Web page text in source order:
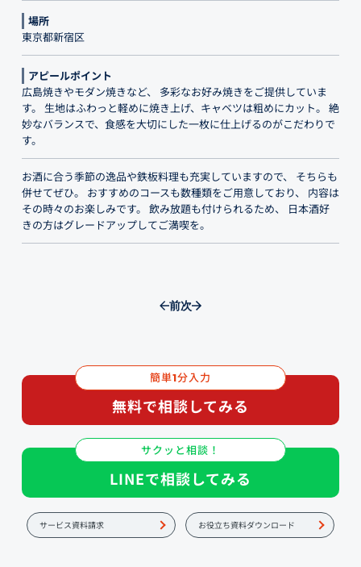
場所
東京都新宿区
アピールポイント
広島焼きやモダン焼きなど、 多彩なお好み焼きをご提供していま
す。 生地はふわっと軽めに焼き上げ、キャベツは粗めにカット。 絶
妙なバランスで、食感を大切にした一枚に仕上げるのがこだわりで
す。
お酒に合う季節の逸品や鉄板料理も充実していますので、 そちらも
併せてぜひ。 おすすめのコースも数種類をご用意しており、 内容は
その時々のお楽しみです。 飲み放題も付けられるため、 日本酒好
きの方はグレードアップしてご満喫を。
前次
簡単1分入力
無料で相談してみる
サクッと相談！
LINEで相談してみる
サービス資料請求 お役立ち資料ダウンロード